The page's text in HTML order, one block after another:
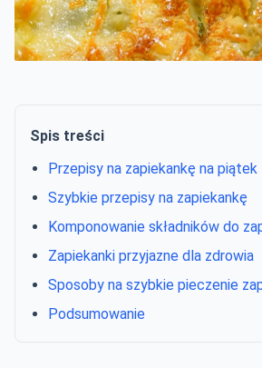
Spis treści
Przepisy na zapiekankę na piątek
Szybkie przepisy na zapiekankę
Komponowanie składników do
Zapiekanki przyjazne dla zdrowia
Sposoby na szybkie pieczenie
Podsumowanie